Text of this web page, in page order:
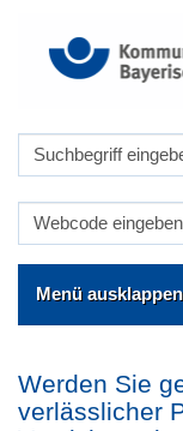
Menü ausklappen
Werden Sie
verlässlicher